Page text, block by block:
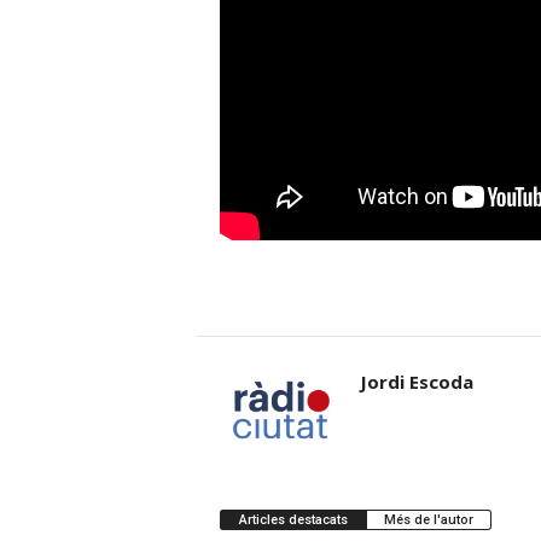
Jordi Escoda
Articles destacats Més de l'autor